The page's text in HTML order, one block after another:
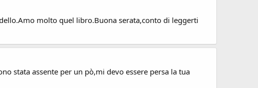
molto quel libro.Buona serata,conto di leggerti
stata assente per un pò,mi devo essere persa la tua